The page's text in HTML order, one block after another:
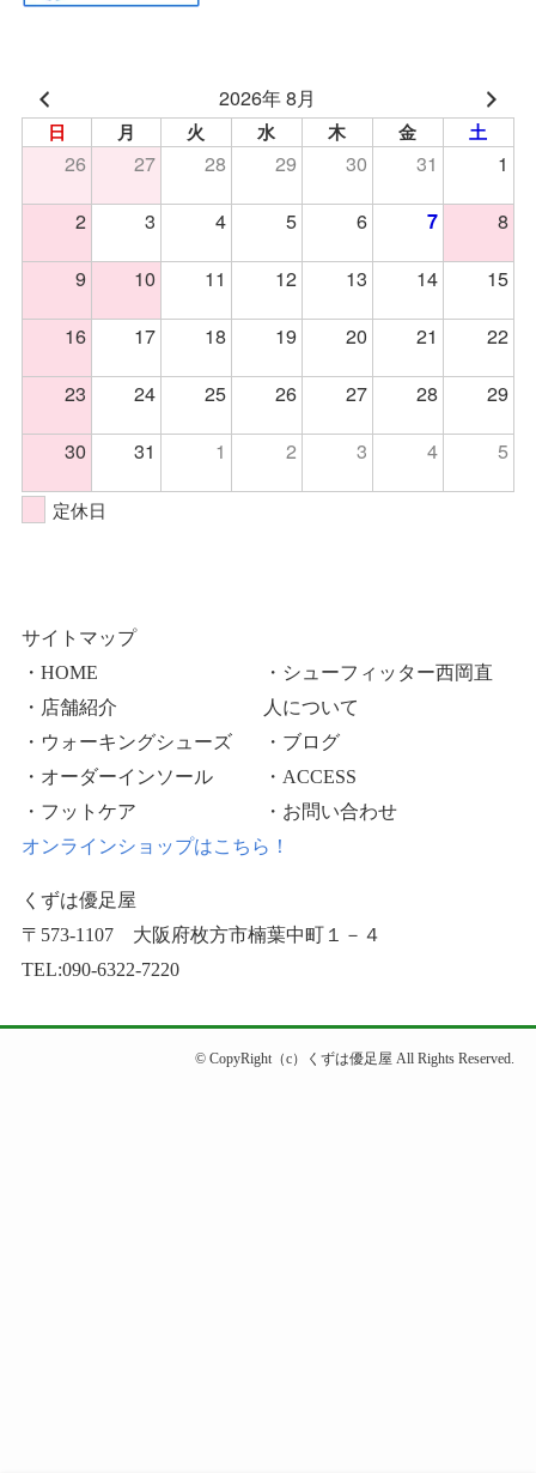
2026年 8月
日 月 火 水 木 金 土
26 27 28 29 30 31
1
2
3 4 5 6 7
8
9
10 11 12 13 14
15
16
17 18 19 20 21
22
23
24 25 26 27 28
29
30
31 1 2 3 4 5
定休日
サイトマップ
・HOME
・店舗紹介
・ウォーキングシューズ
・オーダーインソール
・フットケア
・シューフィッター西岡直
人について
・ブログ
・ACCESS
・お問い合わせ
オンラインショップはこちら！
くずは優足屋
〒573-1107 大阪府枚方市楠葉中町１－４
TEL:090-6322-7220
© CopyRight（c）くずは優足屋 All Rights Reserved.